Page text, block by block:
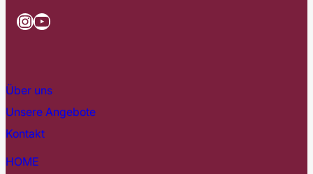
InstagramYouTube
Über uns
Unsere Angebote
Kontakt
HOME